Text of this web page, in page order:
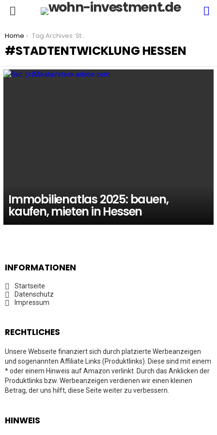
You are here:
Home Tag Archives: Stadtentwicklung Hessen
STADTENTWICKLUNG HESSEN
Immobilienatlas 2025: bauen,
kaufen, mieten in Hessen
INFORMATIONEN
Startseite
Datenschutz
Impressum
RECHTLICHES
Unsere Webseite finanziert sich durch platzierte Werbeanzeigen
und sogenannten Affiliate Links (Produktlinks). Diese sind mit einem
* oder einem Hinweis auf Amazon verlinkt. Durch das Anklicken der
Produktlinks bzw. Werbeanzeigen verdienen wir einen kleinen
Betrag, der uns hilft, diese Seite weiter zu verbessern.
HINWEIS